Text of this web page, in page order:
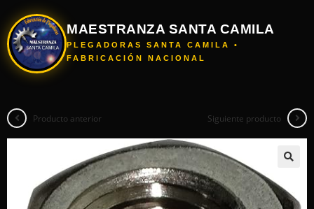
MAESTRANZA SANTA CAMILA
PLEGADORAS SANTA CAMILA •
FABRICACIÓN NACIONAL
Producto anterior Siguiente producto